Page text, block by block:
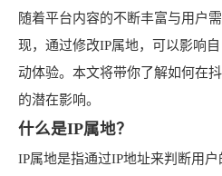
随着平台内容的不断丰富与用户
现，通过修改IP属地，可以影响
动体验。本文将带你了解如何在
的潜在影响。
什么是IP属地？
IP属地是指通过IP地址来判断用